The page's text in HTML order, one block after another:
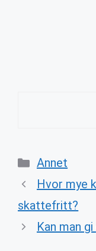
Categories
Annet
Hvor mye
skattefritt?
Kan man